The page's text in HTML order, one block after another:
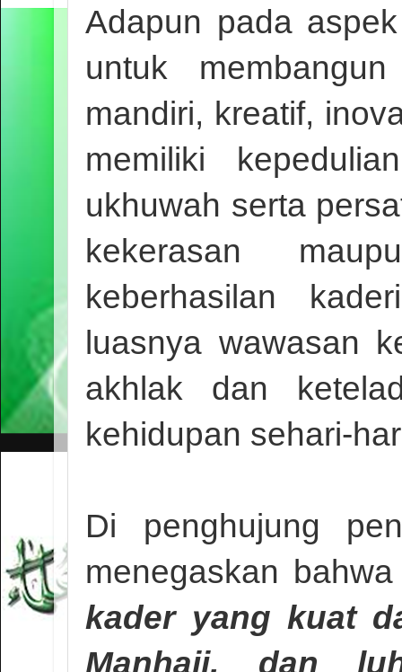
Adapun pada
untuk
mandiri, kreatif,
memiliki
ukhuwah serta
kekerasan
keberhasilan
luasnya wawasan
akhlak dan
kehidupan sehari-
Di penghujung
menegaskan
kader yang kuat
Manhaji, dan